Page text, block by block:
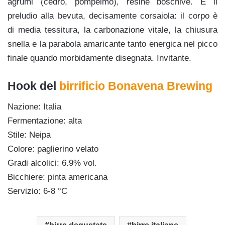
preludio alla bevuta, decisamente corsaiola: il corpo è
di media tessitura, la carbonazione vitale, la chiusura
snella e la parabola amaricante tanto energica nel picco
finale quando morbidamente disegnata. Invitante.
Hook del birrificio Bonavena Brewing
Nazione: Italia
Fermentazione: alta
Stile: Neipa
Colore: paglierino velato
Gradi alcolici: 6.9% vol.
Bicchiere: pinta americana
Servizio: 6-8 °C